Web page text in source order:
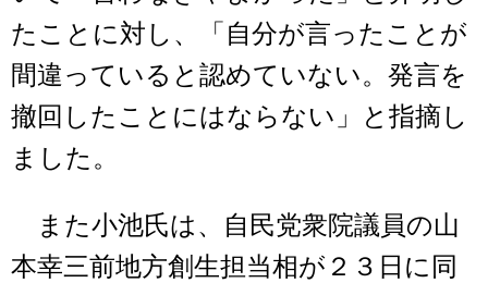
たことに対し、「自分が言ったことが
間違っていると認めていない。発言を
撤回したことにはならない」と指摘し
ました。
また小池氏は、自民党衆院議員の山
本幸三前地方創生担当相が２３日に同